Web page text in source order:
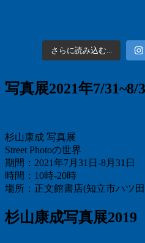
さらに読み込む...
写真展2021年7/31~8/
杉山康成 写真展
Street Photoの世界
期間：2021年7月31日-8月31日
時間：10時-20時
場所：正文館書店(知立市ハツ
杉山康成写真展2019